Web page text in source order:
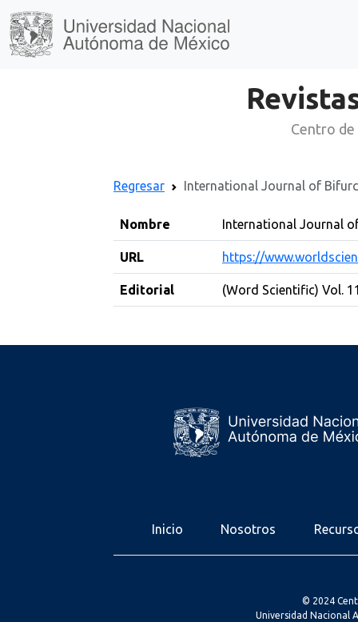
Centro de
Regresar International Journal of
Nombre International Journal
URL https://
Editorial (Word Scientific) Vol.
Inicio Nosotros
© 2024
Universidad Nacional